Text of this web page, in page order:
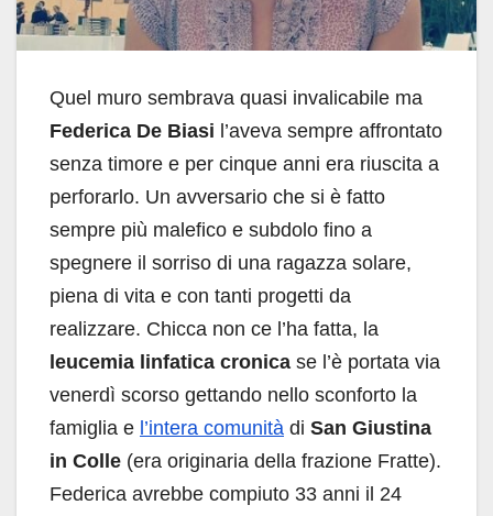
Quel muro sembrava quasi invalicabile ma
Federica De Biasi l’aveva sempre affrontato
senza timore e per cinque anni era riuscita a
perforarlo. Un avversario che si è fatto
sempre più malefico e subdolo fino a
spegnere il sorriso di una ragazza solare,
piena di vita e con tanti progetti da
realizzare. Chicca non ce l’ha fatta, la
leucemia linfatica cronica se l’è portata via
venerdì scorso gettando nello sconforto la
famiglia e l’intera comunità di San Giustina
in Colle (era originaria della frazione Fratte).
Federica avrebbe compiuto 33 anni il 24